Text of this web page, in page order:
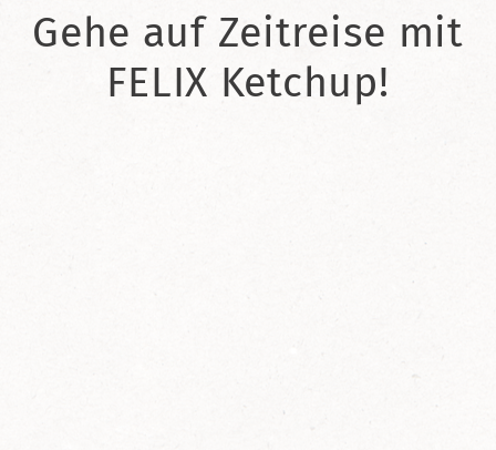
Gehe auf Zeitreise mit
FELIX Ketchup!